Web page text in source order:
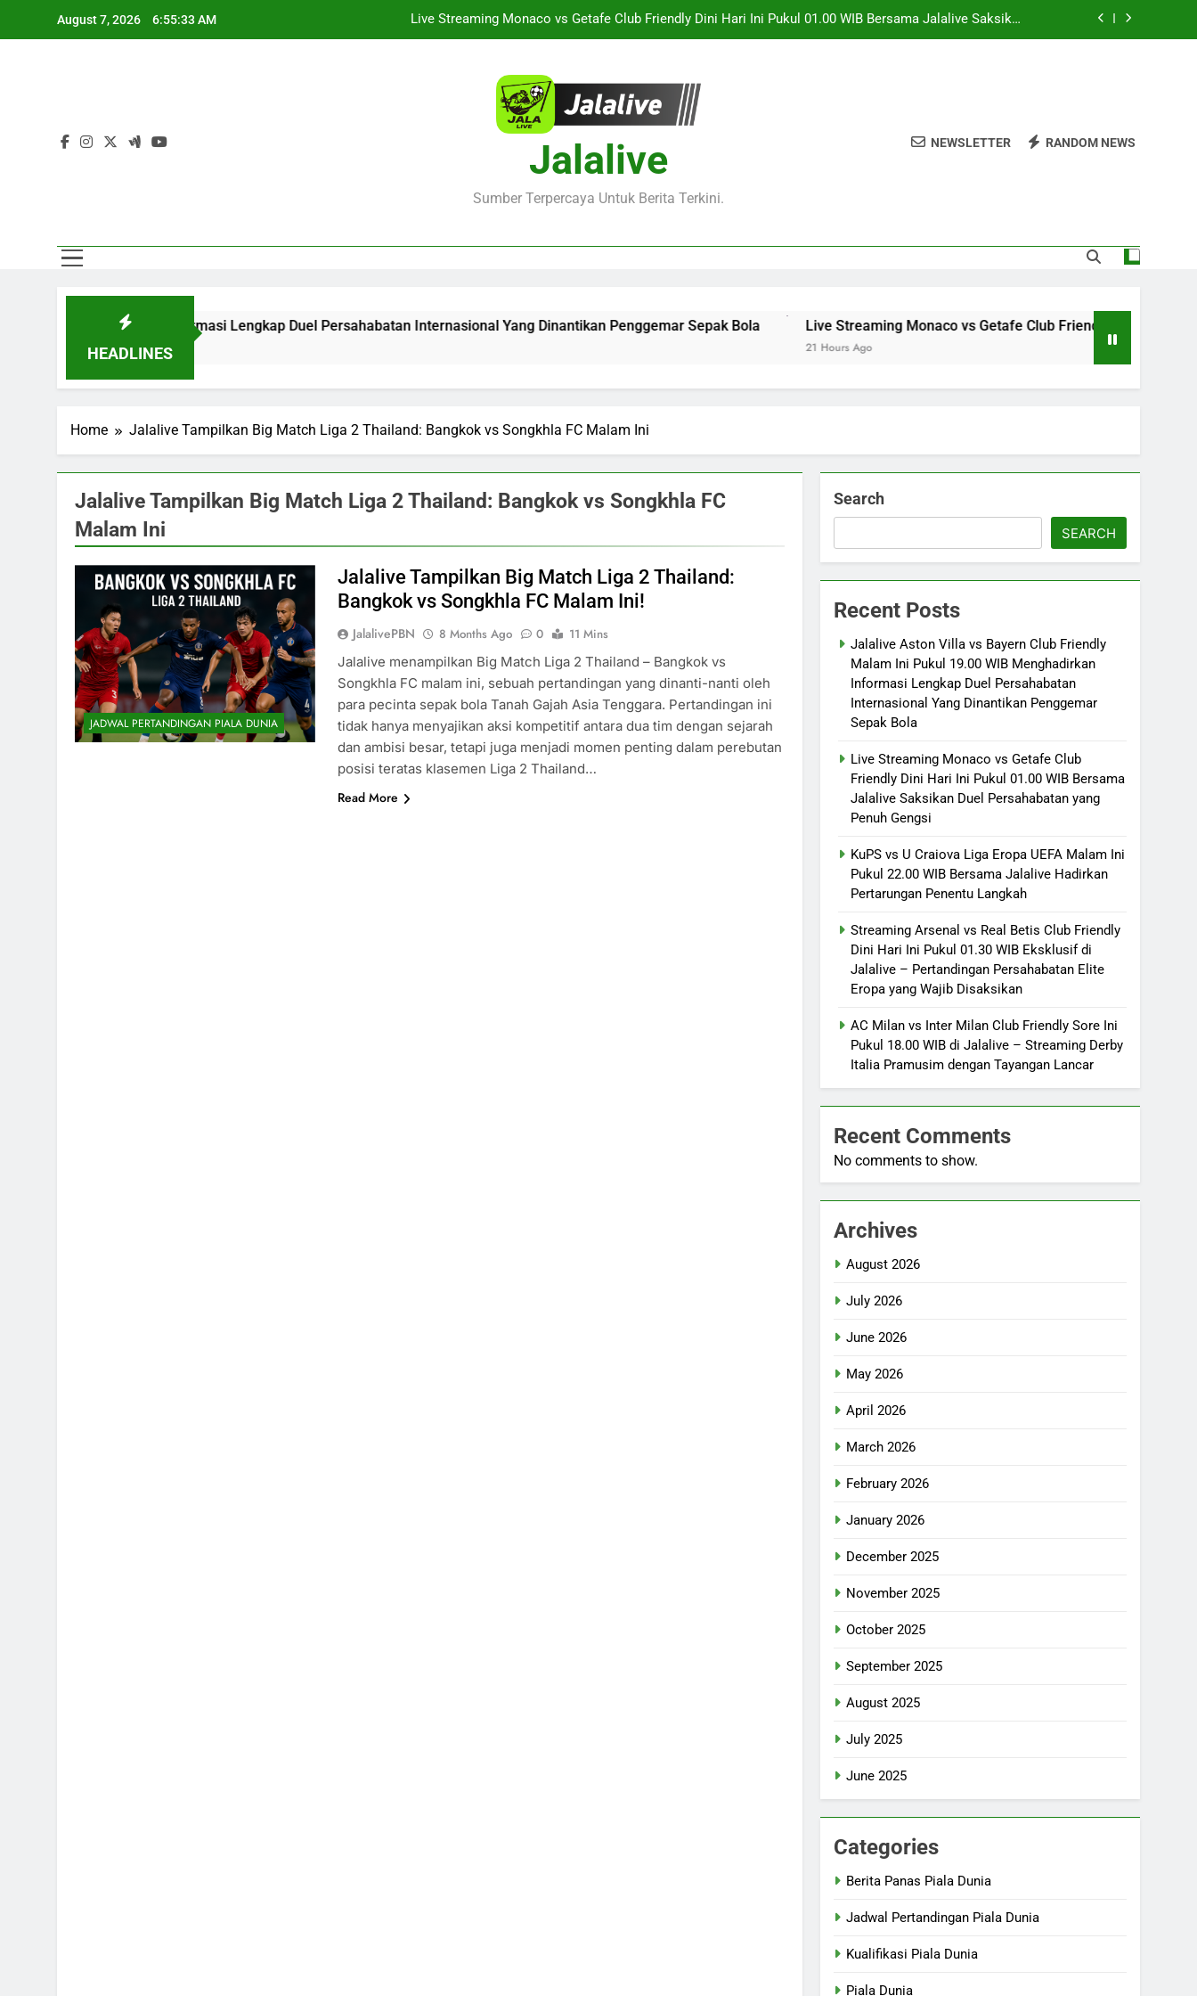
August 7, 2026 6:55:33 AM
KuPS vs U Craiova Liga Eropa UEFA Malam Ini Pukul 22.00 WIB Bersama Jalalive Hadirkan Pertarungan
Penentu Langkah
Jalalive Aston Villa vs Bayern Club Friendly Malam Ini Pukul 19.00 WIB Menghadirkan Informasi Lengkap
Duel Persahabatan Internasional Yang Dinantikan Penggemar Sepak Bola
Live Streaming Monaco vs Getafe Club Friendly Dini Hari Ini Pukul 01.00 WIB Bersama Jalalive Saksikan
Jalalive
Sumber Terpercaya Untuk Berita Terkini.
NEWSLETTER RANDOM NEWS
HEADLINES
Menghadirkan Informasi Lengkap Duel Persahabatan Internasional Yang Dinantikan Penggemar Sepak Bola Live Streaming Monaco vs Getafe Club Friendly Dini Hari Ini Pukul
21 Hours Ago
Home Jalalive Tampilkan Big Match Liga 2 Thailand: Bangkok vs Songkhla FC Malam Ini
Jalalive Tampilkan Big Match Liga 2 Thailand: Bangkok vs Songkhla FC
Malam Ini
JADWAL PERTANDINGAN PIALA DUNIA
Jalalive Tampilkan Big Match Liga 2 Thailand:
Bangkok vs Songkhla FC Malam Ini!
JalalivePBN 8 Months Ago 0
11 Mins
Jalalive menampilkan Big Match Liga 2 Thailand – Bangkok vs
Songkhla FC malam ini, sebuah pertandingan yang dinanti-nanti oleh
para pecinta sepak bola Tanah Gajah Asia Tenggara. Pertandingan ini
tidak hanya menyajikan aksi kompetitif antara dua tim dengan sejarah
dan ambisi besar, tetapi juga menjadi momen penting dalam perebutan
posisi teratas klasemen Liga 2 Thailand…
Read More
Search
SEARCH
Recent Posts
Jalalive Aston Villa vs Bayern Club Friendly
Malam Ini Pukul 19.00 WIB Menghadirkan
Informasi Lengkap Duel Persahabatan
Internasional Yang Dinantikan Penggemar
Sepak Bola
Live Streaming Monaco vs Getafe Club
Friendly Dini Hari Ini Pukul 01.00 WIB Bersama
Jalalive Saksikan Duel Persahabatan yang
Penuh Gengsi
KuPS vs U Craiova Liga Eropa UEFA Malam Ini
Pukul 22.00 WIB Bersama Jalalive Hadirkan
Pertarungan Penentu Langkah
Streaming Arsenal vs Real Betis Club Friendly
Dini Hari Ini Pukul 01.30 WIB Eksklusif di
Jalalive – Pertandingan Persahabatan Elite
Eropa yang Wajib Disaksikan
AC Milan vs Inter Milan Club Friendly Sore Ini
Pukul 18.00 WIB di Jalalive – Streaming Derby
Italia Pramusim dengan Tayangan Lancar
Recent Comments
No comments to show.
Archives
August 2026
July 2026
June 2026
May 2026
April 2026
March 2026
February 2026
January 2026
December 2025
November 2025
October 2025
September 2025
August 2025
July 2025
June 2025
Categories
Berita Panas Piala Dunia
Jadwal Pertandingan Piala Dunia
Kualifikasi Piala Dunia
Piala Dunia